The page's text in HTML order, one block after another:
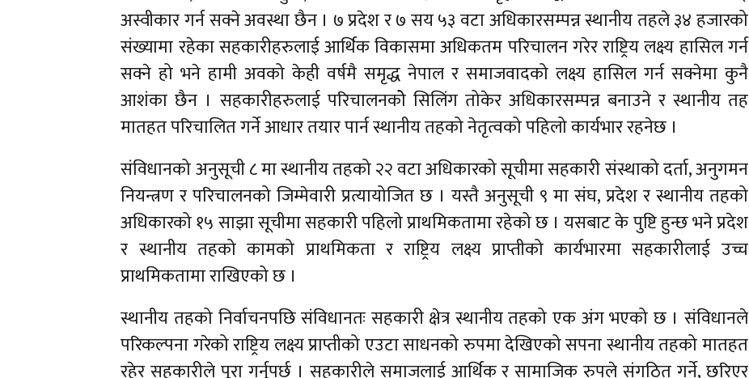
अस्वीकार गर्न सक्ने अवस्था छैन । ७ प्रदेश र ७ सय ५३ वटा अधिकारसम्पन्न स्थानीय तहले ३४ हजारको
संख्यामा रहेका सहकारीहरुलाई आर्थिक विकासमा अधिकतम परिचालन गरेर राष्ट्रिय लक्ष्य हासिल गर्न
सक्ने हो भने हामी अवको केही वर्षमै समृद्ध नेपाल र समाजवादको लक्ष्य हासिल गर्न सक्नेमा कुनै
आशंका छैन । सहकारीहरुलाई परिचालनकोे सिलिंग तोकेर अधिकारसम्पन्न बनाउने र स्थानीय तह
मातहत परिचालित गर्ने आधार तयार पार्न स्थानीय तहको नेतृत्वको पहिलो कार्यभार रहनेछ ।
संविधानको अनुसूची ८ मा स्थानीय तहको २२ वटा अधिकारको सूचीमा सहकारी संस्थाको दर्ता, अनुगमन
नियन्त्रण र परिचालनको जिम्मेवारी प्रत्यायोजित छ । यस्तै अनुसूची ९ मा संघ, प्रदेश र स्थानीय तहको
अधिकारको १५ साझा सूचीमा सहकारी पहिलो प्राथमिकतामा रहेको छ । यसबाट के पुष्टि हुन्छ भने प्रदेश
र स्थानीय तहको कामको प्राथमिकता र राष्ट्रिय लक्ष्य प्राप्तीको कार्यभारमा सहकारीलाई उच्च
प्राथमिकतामा राखिएको छ ।
स्थानीय तहको निर्वाचनपछि संविधानतः सहकारी क्षेत्र स्थानीय तहको एक अंग भएको छ । संविधानले
परिकल्पना गरेको राष्ट्रिय लक्ष्य प्राप्तीको एउटा साधनको रुपमा देखिएको सपना स्थानीय तहको मातहत
रहेर सहकारीले पूरा गर्नुपर्छ । सहकारीले समाजलाई आर्थिक र सामाजिक रुपले संगठित गर्ने, छरिएर